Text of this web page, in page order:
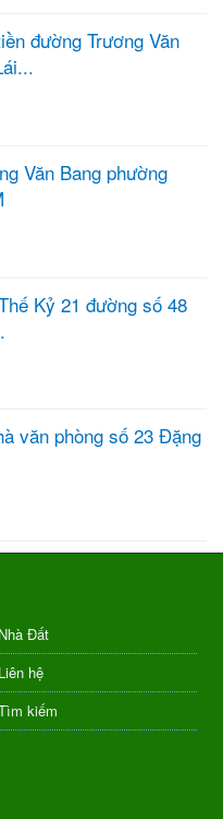
đường Trương Văn
Văn Bang phường
Kỷ 21 đường số 48
văn phòng số 23 Đặng
Nhà Đất
Liên hệ
kiếm